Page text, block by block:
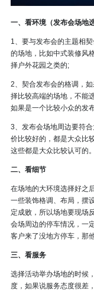
一、看环境（发布会场地
1、要与发布会的主题相
的场地，比如中式装修风
择户外花园之类的;
2、契合发布会的格调，
择比较高端的场地，不能
如果是一个比较小众的发
3、发布会场地周边要符
价比较好的，都是大众比
这些都是大众比较认可的。
二、看细节
在场地的大环境选择好之
一些装饰格调、布局，摆
定成败，所以场地要现场
会场周边的停车情况，一
客户来了没地方停车，那
三、看服务
选择活动举办场地的时候
度，如果说服务态度很差